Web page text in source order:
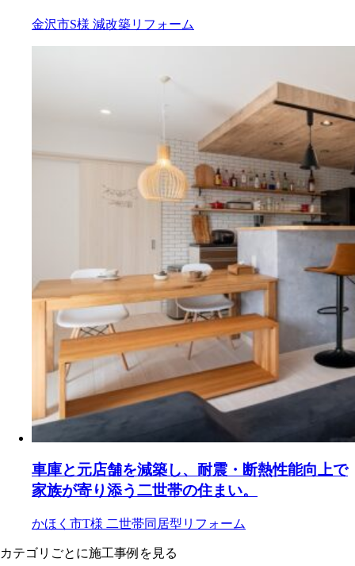
金沢市S様 減改築リフォーム
車庫と元店舗を減築し、耐震・断熱性能向上で
家族が寄り添う二世帯の住まい。
かほく市T様 二世帯同居型リフォーム
カテゴリごとに施工事例を見る